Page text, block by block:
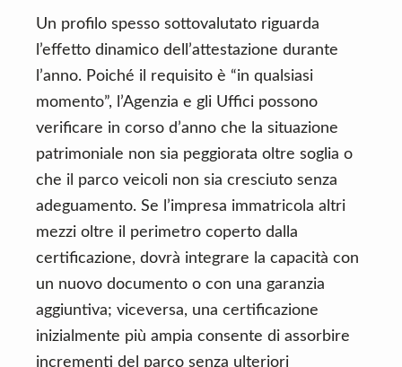
Un profilo spesso sottovalutato riguarda
l’effetto dinamico dell’attestazione durante
l’anno. Poiché il requisito è “in qualsiasi
momento”, l’Agenzia e gli Uffici possono
verificare in corso d’anno che la situazione
patrimoniale non sia peggiorata oltre soglia o
che il parco veicoli non sia cresciuto senza
adeguamento. Se l’impresa immatricola altri
mezzi oltre il perimetro coperto dalla
certificazione, dovrà integrare la capacità con
un nuovo documento o con una garanzia
aggiuntiva; viceversa, una certificazione
inizialmente più ampia consente di assorbire
incrementi del parco senza ulteriori